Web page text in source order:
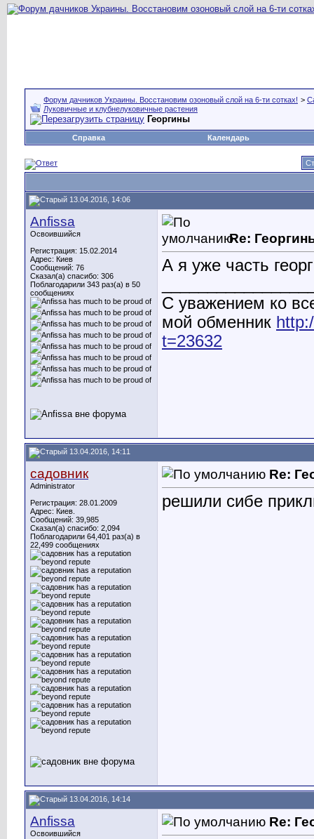
Форум дачников Украины. Восстановим озоновый слой на 6-ти сотках! >
Луковичные и клубнелуковичные растения
Георгины
Справка Календарь
13.04.2016, 14:06
Anfissa
Освоившийся
Регистрация: 15.02.2014
Адрес: Киев
Сообщений: 76
Сказал(а) спасибо: 306
Поблагодарили 343 раз(а) в 50
сообщениях
Re:
А я уже часть
С уважением ко
мой обменник
t=23632
13.04.2016, 14:11
садовник
Administrator
Регистрация: 28.01.2009
Адрес: Киев.
Сообщений: 39,985
Сказал(а) спасибо: 2,094
Поблагодарили 64,401 раз(а) в
22,499 сообщениях
Re:
решили сибе
13.04.2016, 14:14
Anfissa
Освоившийся
Re: